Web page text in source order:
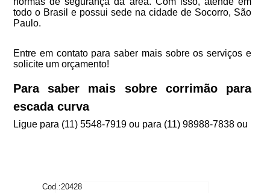
todo o Brasil e possui sede na cidade de Socorro, São
Paulo.
Entre em contato para saber mais sobre os serviços e
solicite um orçamento!
Para saber mais sobre corrimão para
escada curva
Ligue para (11) 5548-7919ou para (11) 98988-7838ou
Cod.:20428